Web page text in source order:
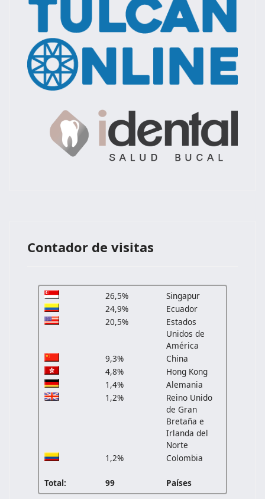
Contador de visitas
26,5%
Singapur
24,9%
Ecuador
20,5%
Estados
Unidos de
América
9,3%
China
4,8%
Hong Kong
1,4%
Alemania
1,2%
Reino Unido
de Gran
Bretaña e
Irlanda del
Norte
1,2%
Colombia
Total: 99 Países